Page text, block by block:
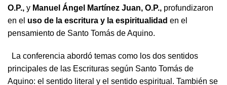
O.P., y Manuel Ángel Martínez Juan, O.P., profundizaron
en el uso de la escritura y la espiritualidad en el
pensamiento de Santo Tomás de Aquino.
La conferencia abordó temas como los dos sentidos
principales de las Escrituras según Santo Tomás de
Aquino: el sentido literal y el sentido espiritual. También se